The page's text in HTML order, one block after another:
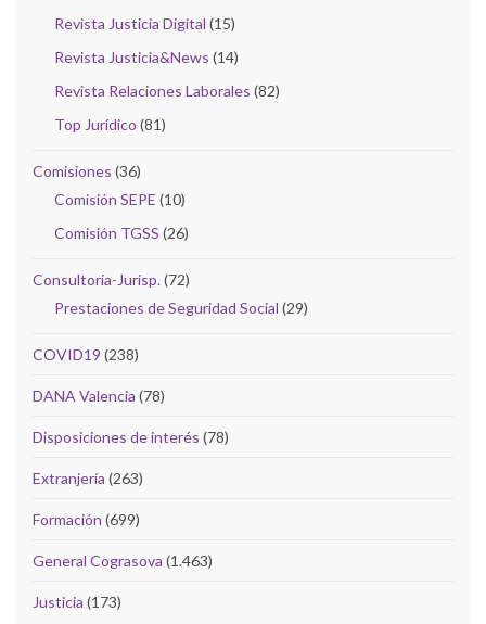
Revista Justicia Digital (15)
Revista Justicia&News (14)
Revista Relaciones Laborales (82)
Top Jurídico (81)
Comisiones (36)
Comisión SEPE (10)
Comisión TGSS (26)
Consultoría-Jurisp.(72)
Prestaciones de Seguridad Social (29)
COVID19 (238)
DANA Valencia (78)
Disposiciones de interés (78)
Extranjería (263)
Formación (699)
General Cograsova (1.463)
Justicia (173)